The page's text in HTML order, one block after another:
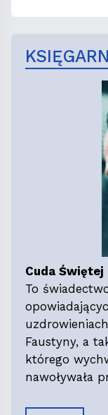
Cuda Świętej
To
Faustyny, a
którego
nawoływała